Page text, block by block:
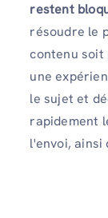
restent
résoudre le
contenu soit
une
le sujet et
rapidement
l'envoi, ainsi